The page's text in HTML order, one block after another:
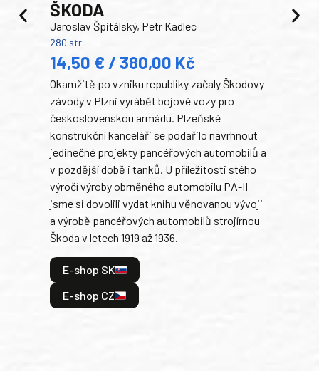
ŠKODA
Jaroslav Špitálský, Petr Kadlec
280 str.
14,50 € / 380,00 Kč
Okamžitě po vzniku republiky začaly Škodovy
závody v Plzni vyrábět bojové vozy pro
československou armádu. Plzeňské
konstrukční kanceláři se podařilo navrhnout
jedinečné projekty pancéřových automobilů a
v pozdější době i tanků. U příležitosti stého
výročí výroby obrněného automobilu PA-II
jsme si dovolili vydat knihu věnovanou vývoji
a výrobě pancéřových automobilů strojírnou
Škoda v letech 1919 až 1936.
E-shop SK
E-shop CZ